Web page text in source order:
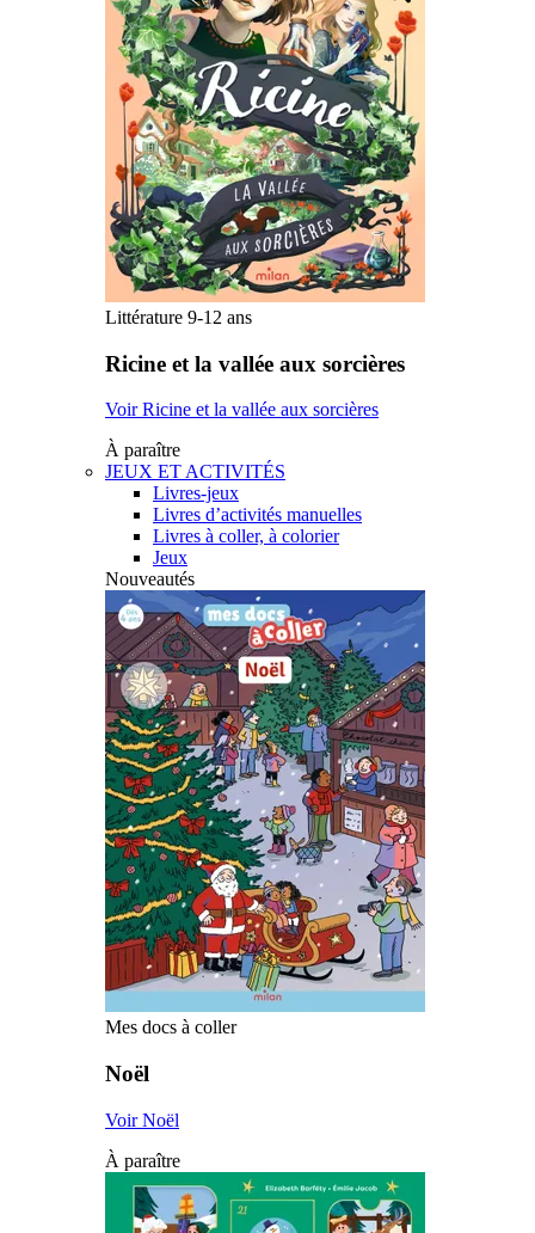
Littérature 9-12 ans
Ricine et la vallée aux sorcières
Voir Ricine et la vallée aux sorcières
À paraître
JEUX ET ACTIVITÉS
Livres-jeux
Livres d’activités manuelles
Livres à coller, à colorier
Jeux
Nouveautés
Mes docs à coller
Noël
Voir Noël
À paraître